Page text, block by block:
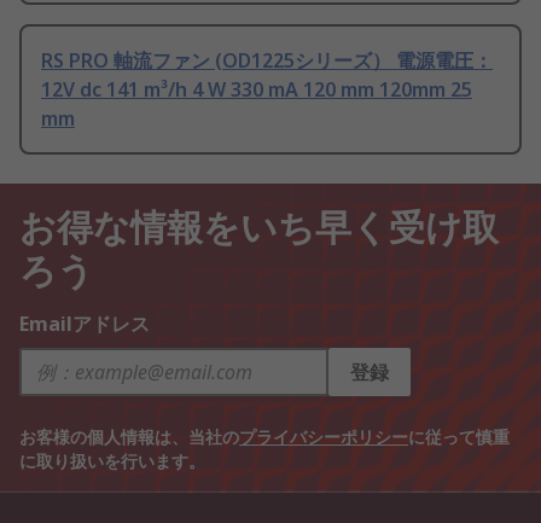
RS PRO 軸流ファン (OD1225シリーズ） 電源電圧：
12V dc 141 m³/h 4 W 330 mA 120 mm 120mm 25
mm
お得な情報をいち早く受け取
ろう
Emailアドレス
登録
お客様の個人情報は、当社のプライバシーポリシーに従って慎重
に取り扱いを行います。